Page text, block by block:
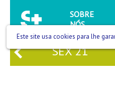
SOBRE
NÓS
SEX21
Este site usa cookies para lhe